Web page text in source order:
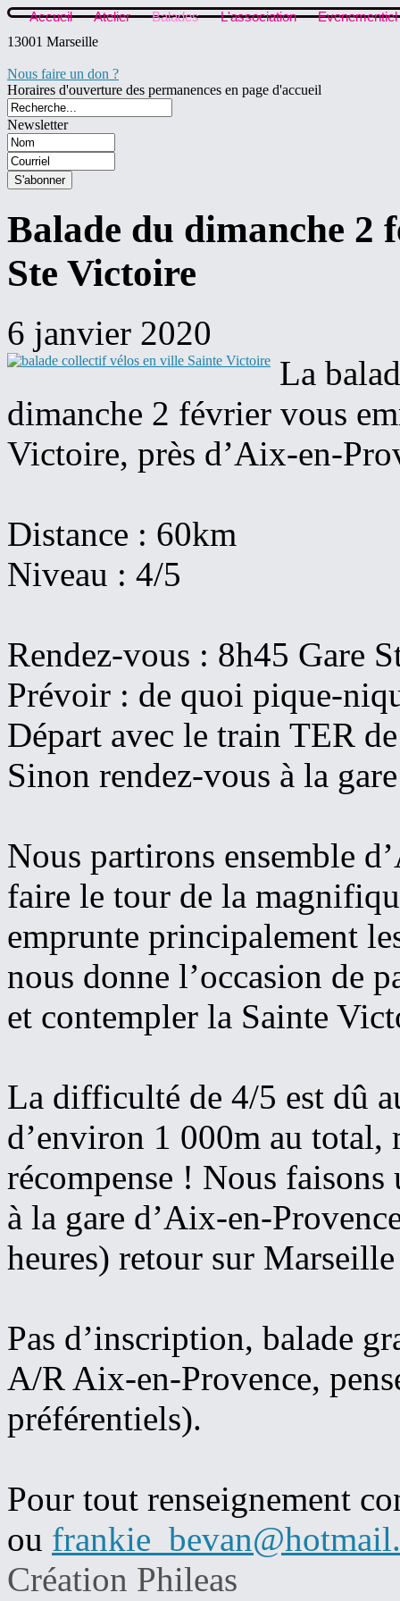
Accueil Atelier Balades L'association
Evenementiel
13001 Marseille
Nous faire un don ?
Horaires d'ouverture des permanences en page d'accueil
Newsletter
Balade du dimanche 2
Ste Victoire
6 janvier 2020
La
dimanche 2 février vous
Victoire, près d’Aix-en-
Distance : 60km
Niveau : 4/5
Rendez-vous : 8h45 Gare
Prévoir : de quoi pique-
Départ avec le train TER
Sinon rendez-vous à la
Nous partirons ensemble
faire le tour de la
emprunte principalement
nous donne l’occasion de
et contempler la Sainte
La difficulté de 4/5 est dû
d’environ 1 000m au total,
récompense ! Nous
à la gare d’Aix-en-
heures) retour sur
Pas d’inscription, balade
A/R Aix-en-Provence,
préférentiels).
Pour tout renseignement
ou
Création Phileas